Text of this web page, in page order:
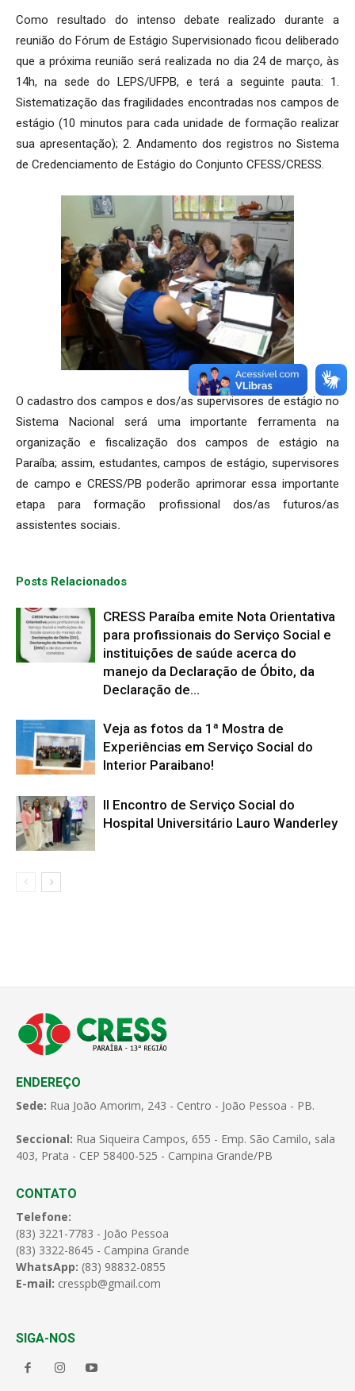
Como resultado do intenso debate realizado durante a
reunião do Fórum de Estágio Supervisionado ficou deliberado
que a próxima reunião será realizada no dia 24 de março, às
14h, na sede do LEPS/UFPB, e terá a seguinte pauta: 1.
Sistematização das fragilidades encontradas nos campos de
estágio (10 minutos para cada unidade de formação realizar
sua apresentação); 2. Andamento dos registros no Sistema
de Credenciamento de Estágio do Conjunto CFESS/CRESS.
O cadastro dos campos e dos/as supervisores de estágio no
Sistema Nacional será uma importante ferramenta na
organização e fiscalização dos campos de estágio na
Paraíba; assim, estudantes, campos de estágio, supervisores
de campo e CRESS/PB poderão aprimorar essa importante
etapa para formação profissional dos/as futuros/as
assistentes sociais.
Posts Relacionados
CRESS Paraíba emite Nota Orientativa
para profissionais do Serviço Social e
instituições de saúde acerca do
manejo da Declaração de Óbito, da
Declaração de...
Veja as fotos da 1ª Mostra de
Experiências em Serviço Social do
Interior Paraibano!
II Encontro de Serviço Social do
Hospital Universitário Lauro Wanderley
ENDEREÇO
Sede: Rua João Amorim, 243 - Centro - João Pessoa - PB.
Seccional: Rua Siqueira Campos, 655 - Emp. São Camilo, sala
403, Prata - CEP 58400-525 - Campina Grande/PB
CONTATO
Telefone:
(83) 3221-7783 - João Pessoa
(83) 3322-8645 - Campina Grande
WhatsApp: (83) 98832-0855
E-mail: cresspb@gmail.com
SIGA-NOS